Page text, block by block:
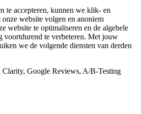
te accepteren, kunnen we klik- en
website volgen en anoniem
website te optimaliseren en de algehele
voortdurend te verbeteren. Met jouw
we de volgende diensten van derden
Google Reviews, A/B-Testing